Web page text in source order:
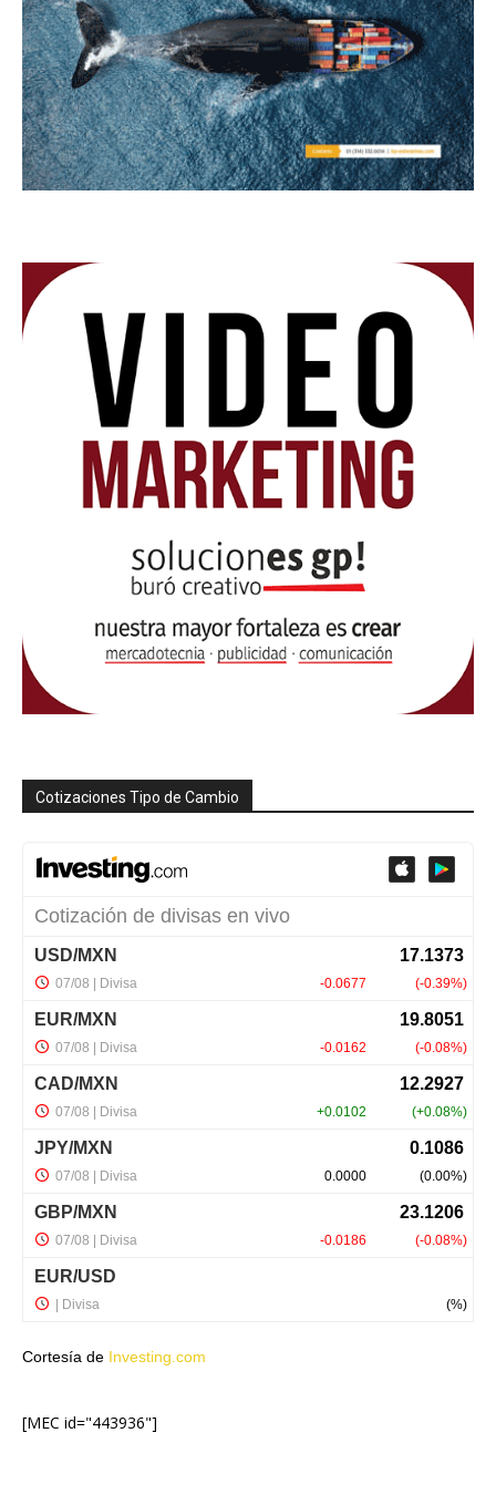
Cotizaciones Tipo de Cambio
Cortesía de Investing.com
[MEC id="443936"]